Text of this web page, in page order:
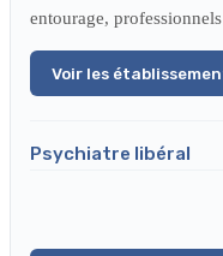
entourage,
Voir les
Psychiatre libéral